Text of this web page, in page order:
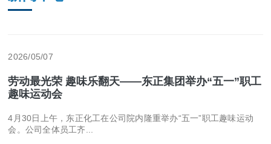
2026/05/07
劳动最光荣 趣味乐翻天——东正集团举办“五一”职工
趣味运动会
4月30日上午，东正化工在公司院内隆重举办“五一”职工趣味运动
会。公司全体员工齐...